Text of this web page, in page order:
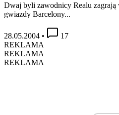
Dwaj byli zawodnicy Realu zagrają
gwiazdy Barcelony...
28.05.2004 •
17
REKLAMA
REKLAMA
REKLAMA